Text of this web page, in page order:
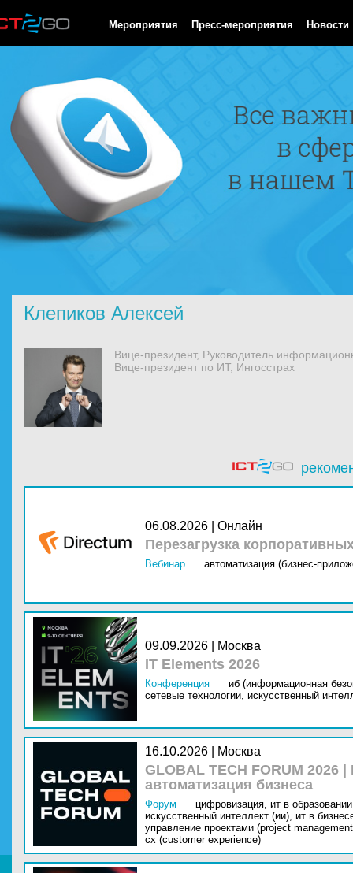
Мероприятия Пресс-мероприятия Новости
Клепиков Алексей
Вице-президент, Руководитель
Вице-президент по ИТ, Ингосстрах
06.08.2026 | Онлайн
Перезагрузка
Вебинар автоматизация (бизнес-
09.09.2026 | Москва
IT Elements 2026
Конференция
иб (информационная
сетевые технологии, искусственный
16.10.2026 | Москва
GLOBAL TECH FORUM
автоматизация бизнеса
Форум цифровизация, ит в
искусственный интеллект (ии), ит в
управление проектами (project
cx (customer experience)